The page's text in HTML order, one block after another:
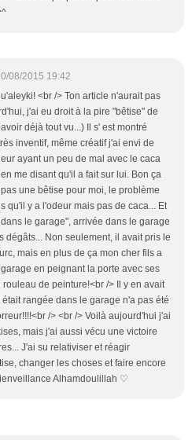
08/2015 19:42
<br /> Ton article n'aurait pas
j'ai eu droit à la pire "bêtise" de
déjà tout vu...) Il s' est montré
inventif, même créatif j'ai envi de
ayant un peu de mal avec le caca
me disant qu'il a fait sur lui. Bon ça
une bêtise pour moi, le problème
qu'il y a l'odeur mais pas de caca... Et
le garage", arrivée dans le garage
dégâts... Non seulement, il avait pris le
mais en plus de ça mon cher fils a
en peignant la porte avec ses
de peinture!<br /> Il y en avait
rangée dans le garage n'a pas été
/> <br /> Voilà aujourd'hui j'ai
mais j'ai aussi vécu une victoire
J'ai su relativiser et réagir
changer les choses et faire encore
Alhamdoulillah ♡